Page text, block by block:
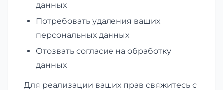
данных
Потребовать удаления ваших
персональных данных
Отозвать согласие на обработку
данных
Для реализации ваших прав свяжитесь с